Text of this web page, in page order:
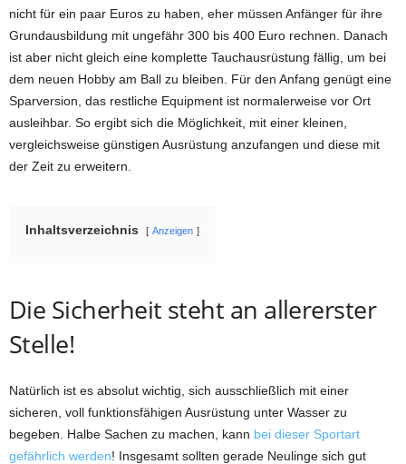
nicht für ein paar Euros zu haben, eher müssen Anfänger für ihre
Grundausbildung mit ungefähr 300 bis 400 Euro rechnen. Danach
ist aber nicht gleich eine komplette Tauchausrüstung fällig, um bei
dem neuen Hobby am Ball zu bleiben. Für den Anfang genügt eine
Sparversion, das restliche Equipment ist normalerweise vor Ort
ausleihbar. So ergibt sich die Möglichkeit, mit einer kleinen,
vergleichsweise günstigen Ausrüstung anzufangen und diese mit
der Zeit zu erweitern.
Inhaltsverzeichnis Anzeigen
Die Sicherheit steht an allererster
Stelle!
Natürlich ist es absolut wichtig, sich ausschließlich mit einer
sicheren, voll funktionsfähigen Ausrüstung unter Wasser zu
begeben. Halbe Sachen zu machen, kann bei dieser Sportart
gefährlich werden! Insgesamt sollten gerade Neulinge sich gut